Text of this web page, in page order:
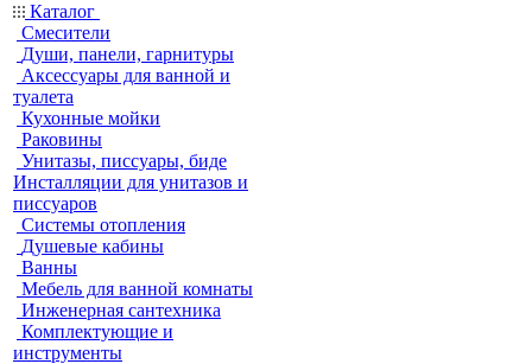
Каталог
Смесители
Души, панели, гарнитуры
Аксессуары для ванной и
туалета
Кухонные мойки
Раковины
Унитазы, писсуары, биде
Инсталляции для унитазов и
писсуаров
Системы отопления
Душевые кабины
Ванны
Мебель для ванной комнаты
Инженерная сантехника
Комплектующие и
инструменты